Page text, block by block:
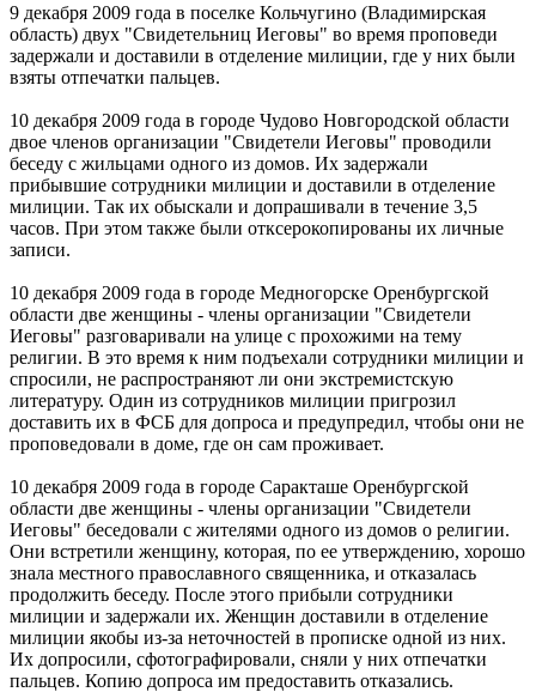
9 декабря 2009 года в поселке Кольчугино (Владимирская
область) двух "Свидетельниц Иеговы" во время проповеди
задержали и доставили в отделение милиции, где у них были
взяты отпечатки пальцев.
10 декабря 2009 года в городе Чудово Новгородской области
двое членов организации "Свидетели Иеговы" проводили
беседу с жильцами одного из домов. Их задержали
прибывшие сотрудники милиции и доставили в отделение
милиции. Так их обыскали и допрашивали в течение 3,5
часов. При этом также были отксерокопированы их личные
записи.
10 декабря 2009 года в городе Медногорске Оренбургской
области две женщины - члены организации "Свидетели
Иеговы" разговаривали на улице с прохожими на тему
религии. В это время к ним подъехали сотрудники милиции и
спросили, не распространяют ли они экстремистскую
литературу. Один из сотрудников милиции пригрозил
доставить их в ФСБ для допроса и предупредил, чтобы они не
проповедовали в доме, где он сам проживает.
10 декабря 2009 года в городе Саракташе Оренбургской
области две женщины - члены организации "Свидетели
Иеговы" беседовали с жителями одного из домов о религии.
Они встретили женщину, которая, по ее утверждению, хорошо
знала местного православного священника, и отказалась
продолжить беседу. После этого прибыли сотрудники
милиции и задержали их. Женщин доставили в отделение
милиции якобы из-за неточностей в прописке одной из них.
Их допросили, сфотографировали, сняли у них отпечатки
пальцев. Копию допроса им предоставить отказались.